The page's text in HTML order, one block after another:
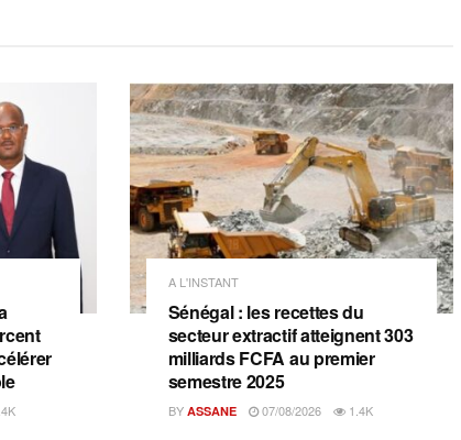
A L'INSTANT
Sénégal : les recettes du
secteur extractif atteignent 303
milliards FCFA au premier
semestre 2025
BY ASSANE 07/08/2026 1.4K